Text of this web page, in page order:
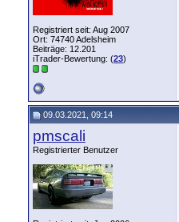
Registriert seit: Aug 2007
Ort: 74740 Adelsheim
Beiträge: 12.201
iTrader-Bewertung: (23)
09.03.2021, 09:14
pmscali
Registrierter Benutzer